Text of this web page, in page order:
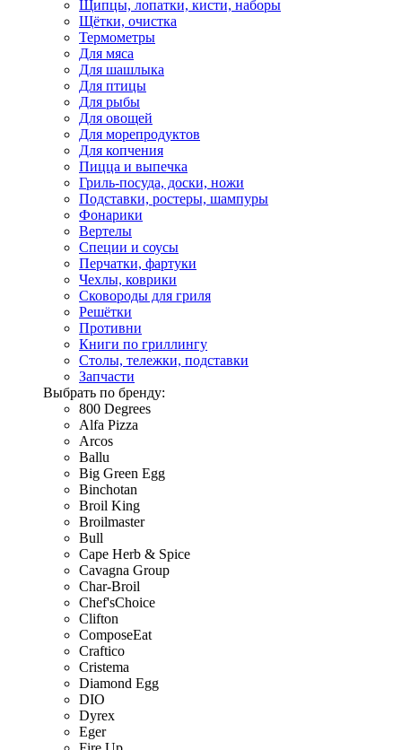
Щипцы, лопатки, кисти, наборы
Щётки, очистка
Термометры
Для мяса
Для шашлыка
Для птицы
Для рыбы
Для овощей
Для морепродуктов
Для копчения
Пицца и выпечка
Гриль-посуда, доски, ножи
Подставки, ростеры, шампуры
Фонарики
Вертелы
Специи и соусы
Перчатки, фартуки
Чехлы, коврики
Сковороды для гриля
Решётки
Противни
Книги по гриллингу
Столы, тележки, подставки
Запчасти
Выбрать по бренду:
800 Degrees
Alfa Pizza
Arcos
Ballu
Big Green Egg
Binchotan
Broil King
Broilmaster
Bull
Cape Herb & Spice
Cavagna Group
Char-Broil
Chef'sChoice
Clifton
ComposeEat
Craftico
Cristema
Diamond Egg
DIO
Dyrex
Eger